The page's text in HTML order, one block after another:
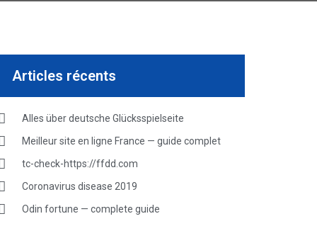
Articles récents
Alles über deutsche Glücksspielseite
Meilleur site en ligne France — guide complet
tc-check-https://ffdd.com
Coronavirus disease 2019
Odin fortune — complete guide